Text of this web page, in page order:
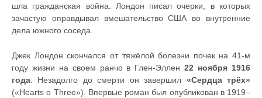
шла гражданская война. Лондон писал очерки, в которых
зачастую оправдывал вмешательство США во внутренние
дела южного соседа.
Джек Лондон скончался от тяжёлой болезни почек на 41-м
году жизни на своем ранчо в Глен-Эллен22 ноября 1916
года. Незадолго до смерти он завершил «Сердца трёх»
(«Hearts o Three»). Впервые роман был опубликован в 1919–